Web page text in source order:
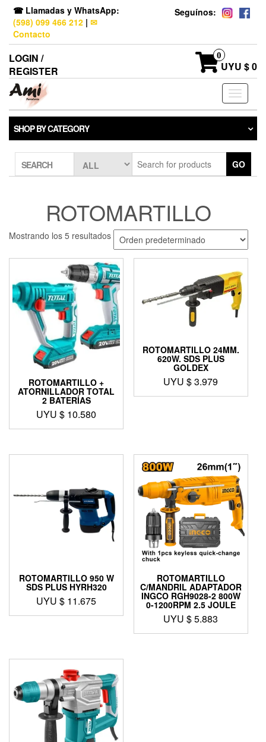
☎ Llamadas y WhatsApp:
(598) 099 466 212 | ✉
Contacto
Seguínos:
LOGIN /
REGISTER
0
UYU $ 0
Toggle
SHOP BY CATEGORY
SEARCH GO
ROTOMARTILLO
Mostrando los 5 resultados
ROTOMARTILLO +
ATORNILLADOR TOTAL
2 BATERÍAS
UYU $ 10.580
ROTOMARTILLO 24MM.
620W. SDS PLUS
GOLDEX
UYU $3.979
ROTOMARTILLO 950 W
SDS PLUS HYRH320
UYU $ 11.675
ROTOMARTILLO
C/MANDRIL ADAPTADOR
INGCO RGH9028-2 800W
0-1200RPM 2.5 JOULE
UYU $5.883